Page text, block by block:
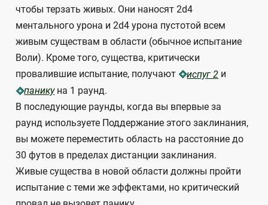
чтобы терзать живых. Они наносят 2d4
ментального урона и 2d4 урона пустотой всем
живым существам в области (обычное испытание
Воли). Кроме того, существа, критически
провалившие испытание, получают
испуг 2 и
паникуна 1 раунд.
В последующие раунды, когда вы впервые за
раунд используете Поддержание этого заклинания,
вы можете переместить область на расстояние до
30 футов в пределах дистанции заклинания.
Живые существа в новой области должны пройти
испытание с теми же эффектами, но критический